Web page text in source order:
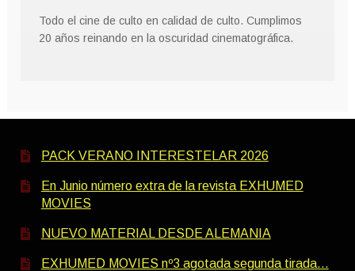
Todo el cine de culto en calidad de culto. Cumplimos
20 años reinando en la oscuridad cinematográfica.
PACK VERANO INTERESTELAR 2026
En Junio número extra de la revista EXHUMED
MOVIES
NUEVO MATERIAL DESDE ALEMANIA
EXHUMED MOVIES nº3 agotada segunda tirada…